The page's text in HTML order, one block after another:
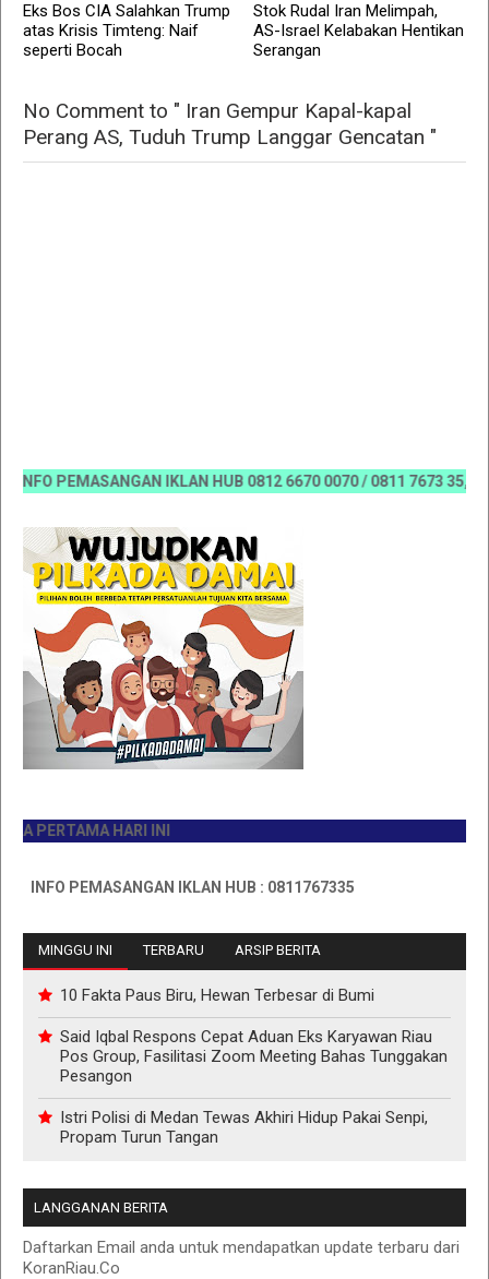
Eks Bos CIA Salahkan Trump
atas Krisis Timteng: Naif
seperti Bocah
Stok Rudal Iran Melimpah,
AS-Israel Kelabakan Hentikan
Serangan
No Comment to " Iran Gempur Kapal-kapal
Perang AS, Tuduh Trump Langgar Gencatan "
PEMASANGAN IKLAN HUB 0812 6670 0070 / 0811 7673 35,
HARI INI
PEMASANGAN IKLAN HUB : 0811767335
MINGGU INI TERBARU ARSIP BERITA
10 Fakta Paus Biru, Hewan Terbesar di Bumi
Said Iqbal Respons Cepat Aduan Eks Karyawan Riau
Pos Group, Fasilitasi Zoom Meeting Bahas Tunggakan
Pesangon
Istri Polisi di Medan Tewas Akhiri Hidup Pakai Senpi,
Propam Turun Tangan
LANGGANAN BERITA
Daftarkan Email anda untuk mendapatkan update terbaru dari
KoranRiau.Co